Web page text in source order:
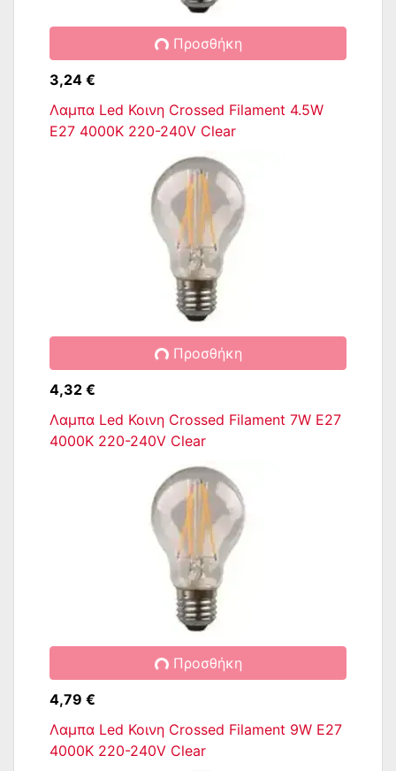
Προσθήκη
3,24 €
Λαμπα Led Κοινη Crossed Filament 4.5W
E27 4000K 220-240V Clear
Προσθήκη
4,32 €
Λαμπα Led Κοινη Crossed Filament 7W E27
4000K 220-240V Clear
Προσθήκη
4,79 €
Λαμπα Led Κοινη Crossed Filament 9W E27
4000K 220-240V Clear